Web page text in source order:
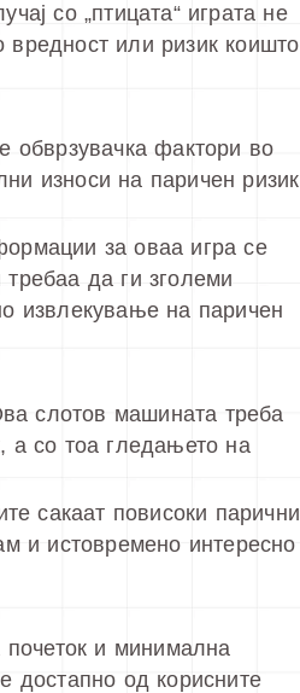
со „птицата“ играта не
или ризик коишто
обврзувачка фактори во
износи на паричен ризик
за оваа игра се
да ги зголеми
извлекување на паричен
слотов машината треба
а со тоа гледањето на
сакаат повисоки парични
и истовремено интересно
почеток и минимална
достапно од корисните